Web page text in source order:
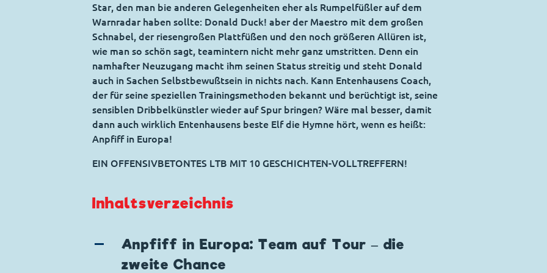
Star, den man bie anderen Gelegenheiten eher als Rumpelfüßler auf dem
Warnradar haben sollte: Donald Duck! aber der Maestro mit dem großen
Schnabel, der riesengroßen Plattfüßen und den noch größeren Allüren ist,
wie man so schön sagt, teamintern nicht mehr ganz umstritten. Denn ein
namhafter Neuzugang macht ihm seinen Status streitig und steht Donald
auch in Sachen Selbstbewußtsein in nichts nach. Kann Entenhausens Coach,
der für seine speziellen Trainingsmethoden bekannt und berüchtigt ist, seine
sensiblen Dribbelkünstler wieder auf Spur bringen? Wäre mal besser, damit
dann auch wirklich Entenhausens beste Elf die Hymne hört, wenn es heißt:
Anpfiff in Europa!
EIN OFFENSIVBETONTES LTB MIT 10 GESCHICHTEN-VOLLTREFFERN!
Inhaltsverzeichnis
Anpfiff in Europa: Team auf Tour – die
zweite Chance